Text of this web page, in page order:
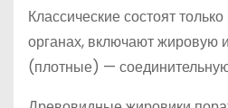
Классические состоят
органах, включают жировую
(плотные) —